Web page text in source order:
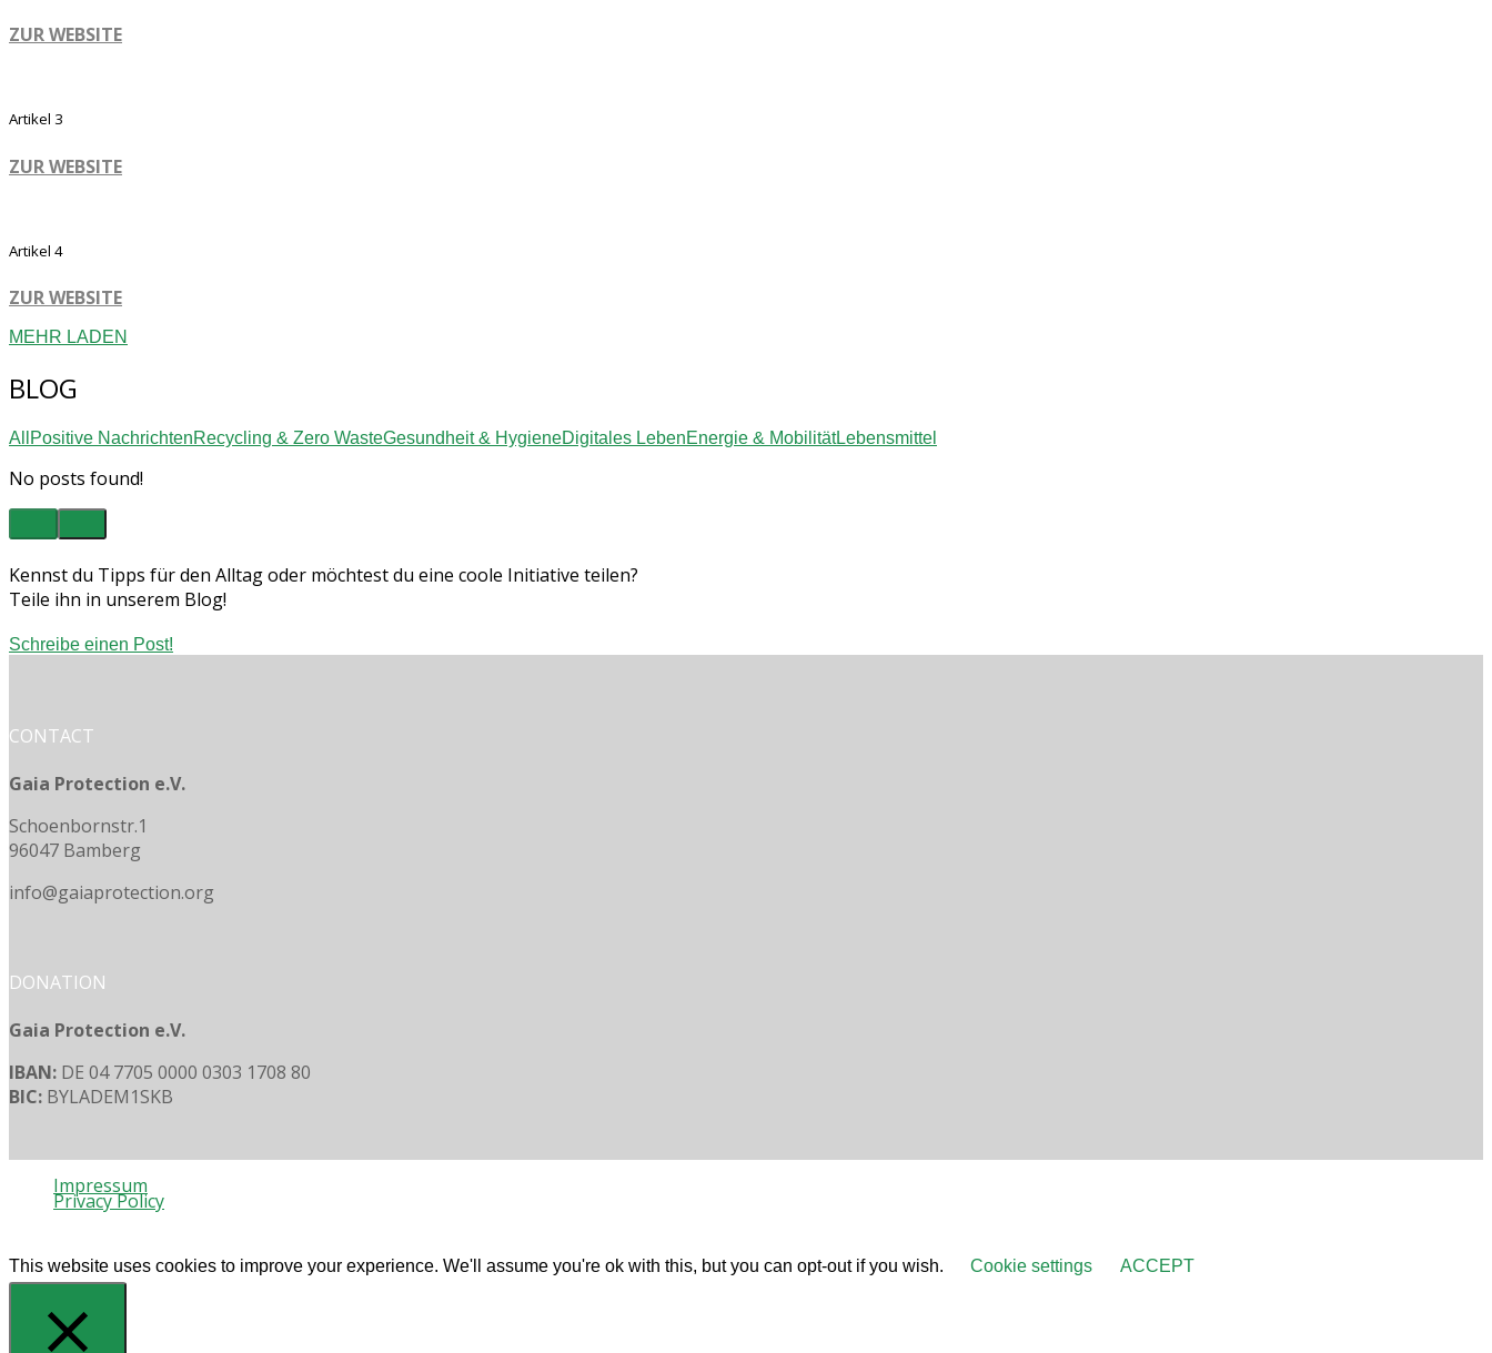
ZUR WEBSITE
Artikel 3
ZUR WEBSITE
Artikel 4
ZUR WEBSITE
MEHR LADEN
BLOG
All Positive NachrichtenRecycling & Zero WasteGesundheit & HygieneDigitales LebenEnergie & MobilitätLebensmittel
No posts found!
Kennst du Tipps für den Alltag oder möchtest du eine coole Initiative teilen?
Teile ihn in unserem Blog!
Schreibe einen Post!
CONTACT
Gaia Protection e.V.
Schoenbornstr.1
96047 Bamberg
info@gaiaprotection.org
DONATION
Gaia Protection e.V.
IBAN: DE 04 7705 0000 0303 1708 80
BIC: BYLADEM1SKB
Impressum
Privacy Policy
This website uses cookies to improve your experience. We'll assume you're ok with this, but you can opt-out if you wish. Cookie settings ACCEPT